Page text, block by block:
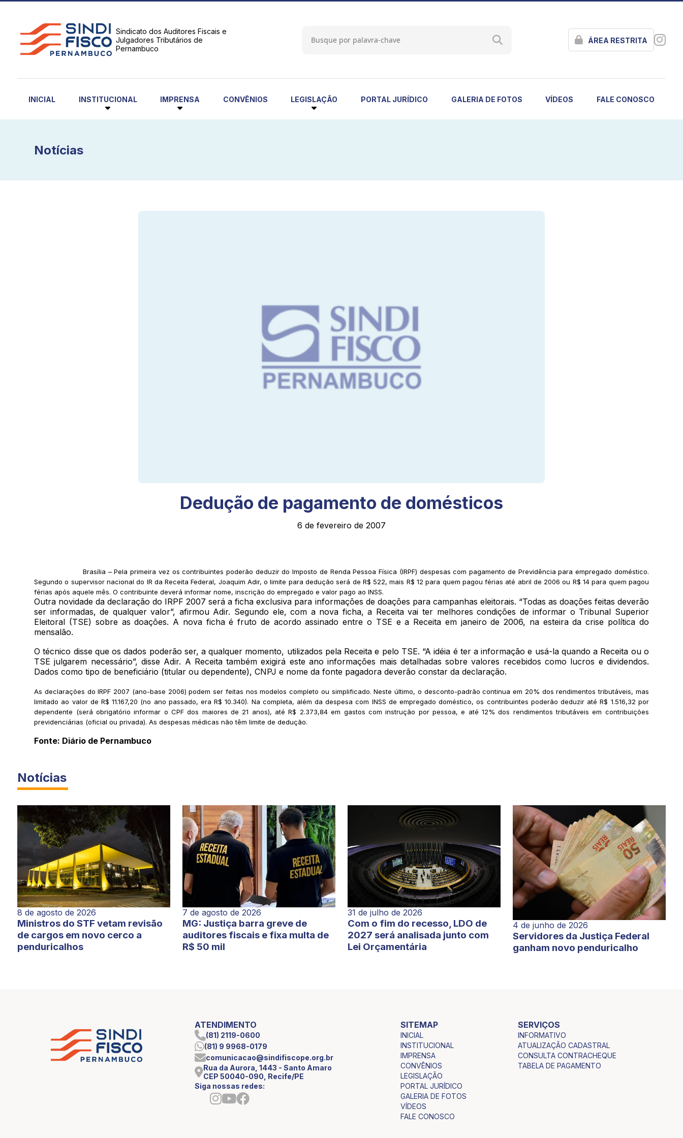
Sindicato dos Auditores Fiscais e
Julgadores Tributários de
Pernambuco
ÁREA RESTRITA
INICIAL INSTITUCIONAL IMPRENSA CONVÊNIOS LEGISLAÇÃO PORTAL JURÍDICO GALERIA DE FOTOS VÍDEOS FALE CONOSCO
Notícias
Dedução de pagamento de domésticos
6 de fevereiro de 2007
Brasília – Pela primeira vez os contribuintes poderão deduzir do Imposto de Renda Pessoa Física (IRPF) despesas com pagamento de Previdência para empregado doméstico.
Segundo o supervisor nacional do IR da Receita Federal, Joaquim Adir, o limite para dedução será de R$ 522, mais R$ 12 para quem pagou férias até abril de 2006 ou R$ 14 para quem pagou
férias após aquele mês. O contribuinte deverá informar nome, inscrição do empregado e valor pago ao INSS.
Outra novidade da declaração do IRPF 2007 será a ficha exclusiva para informações de doações para campanhas eleitorais. “Todas as doações feitas deverão
ser informadas, de qualquer valor”, afirmou Adir. Segundo ele, com a nova ficha, a Receita vai ter melhores condições de informar o Tribunal Superior
Eleitoral (TSE) sobre as doações. A nova ficha é fruto de acordo assinado entre o TSE e a Receita em janeiro de 2006, na esteira da crise política do
mensalão.
O técnico disse que os dados poderão ser, a qualquer momento, utilizados pela Receita e pelo TSE. “A idéia é ter a informação e usá-la quando a Receita ou o
TSE julgarem necessário”, disse Adir. A Receita também exigirá este ano informações mais detalhadas sobre valores recebidos como lucros e dividendos.
Dados como tipo de beneficiário (titular ou dependente), CNPJ e nome da fonte pagadora deverão constar da declaração.
As declarações do IRPF 2007 (ano-base 2006) podem ser feitas nos modelos completo ou simplificado. Neste último, o desconto-padrão continua em 20% dos rendimentos tributáveis, mas
limitado ao valor de R$ 11.167,20 (no ano passado, era R$ 10.340). Na completa, além da despesa com INSS de empregado doméstico, os contribuintes poderão deduzir até R$ 1.516,32 por
dependente (será obrigatório informar o CPF dos maiores de 21 anos), até R$ 2.373,84 em gastos com instrução por pessoa, e até 12% dos rendimentos tributáveis em contribuições
previdenciárias (oficial ou privada). As despesas médicas não têm limite de dedução.
Fonte: Diário de Pernambuco
Notícias
8 de agosto de 2026
Ministros do STF vetam revisão
de cargos em novo cerco a
penduricalhos
7 de agosto de 2026
MG: Justiça barra greve de
auditores fiscais e fixa multa de
R$ 50 mil
31 de julho de 2026
Com o fim do recesso, LDO de
2027 será analisada junto com
Lei Orçamentária
4 de junho de 2026
Servidores da Justiça Federal
ganham novo penduricalho
ATENDIMENTO
(81) 2119-0600
(81) 9 9968-0179
comunicacao@sindifiscope.org.br
Rua da Aurora, 1443 - Santo Amaro
CEP 50040-090, Recife/PE
Siga nossas redes:
SITEMAP
INICIAL
INSTITUCIONAL
IMPRENSA
CONVÊNIOS
LEGISLAÇÃO
PORTAL JURÍDICO
GALERIA DE FOTOS
VÍDEOS
FALE CONOSCO
SERVIÇOS
INFORMATIVO
ATUALIZAÇÃO CADASTRAL
CONSULTA CONTRACHEQUE
TABELA DE PAGAMENTO